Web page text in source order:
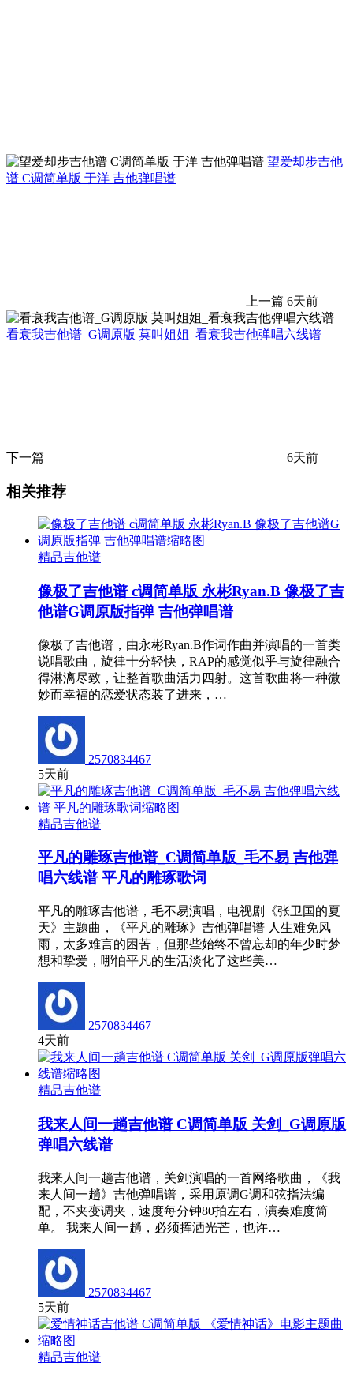
望爱却步吉他
谱 C调简单版 于洋 吉他弹唱谱
上一篇 6天前
看衰我吉他谱_G调原版 莫叫姐姐_看衰我吉他弹唱六线谱
下一篇 6天前
相关推荐
精品吉他谱
像极了吉他谱 c调简单版 永彬Ryan.B 像极了吉
他谱G调原版指弹 吉他弹唱谱
像极了吉他谱，由永彬Ryan.B作词作曲并演唱的一首类
说唱歌曲，旋律十分轻快，RAP的感觉似乎与旋律融合
得淋漓尽致，让整首歌曲活力四射。这首歌曲将一种微
妙而幸福的恋爱状态装了进来，…
2570834467
5天前
精品吉他谱
平凡的雕琢吉他谱_C调简单版_毛不易 吉他弹
唱六线谱 平凡的雕琢歌词
平凡的雕琢吉他谱，毛不易演唱，电视剧《张卫国的夏
天》主题曲，《平凡的雕琢》吉他弹唱谱 人生难免风
雨，太多难言的困苦，但那些始终不曾忘却的年少时梦
想和挚爱，哪怕平凡的生活淡化了这些美…
2570834467
4天前
精品吉他谱
我来人间一趟吉他谱 C调简单版 关剑_G调原版
弹唱六线谱
我来人间一趟吉他谱，关剑演唱的一首网络歌曲，《我
来人间一趟》吉他弹唱谱，采用原调G调和弦指法编
配，不夹变调夹，速度每分钟80拍左右，演奏难度简
单。 我来人间一趟，必须挥洒光芒，也许…
2570834467
5天前
精品吉他谱